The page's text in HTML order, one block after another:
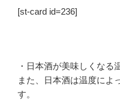
[st-card id=236]
・日本酒が美味しくなる
また、日本酒は温度によ
す。